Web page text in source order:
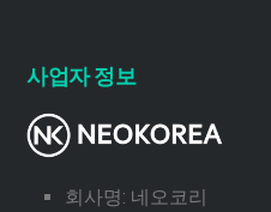
사업자 정보
회사명: 네오코리